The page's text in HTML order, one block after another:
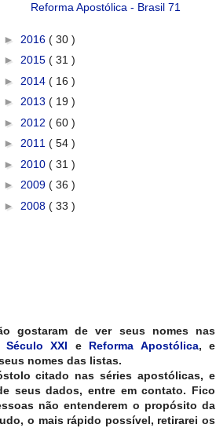
Reforma Apostólica - Brasil 71
► 2016 ( 30 )
► 2015 ( 31 )
► 2014 ( 16 )
► 2013 ( 19 )
► 2012 ( 60 )
► 2011 ( 54 )
► 2010 ( 31 )
► 2009 ( 36 )
► 2008 ( 33 )
gostaram de ver seus nomes nas
XXI e Reforma Apostólica, e
nomes das listas.
citado nas séries apostólicas, e
seus dados, entre em contato. Fico
não entenderem o propósito da
o mais rápido possível, retirarei os